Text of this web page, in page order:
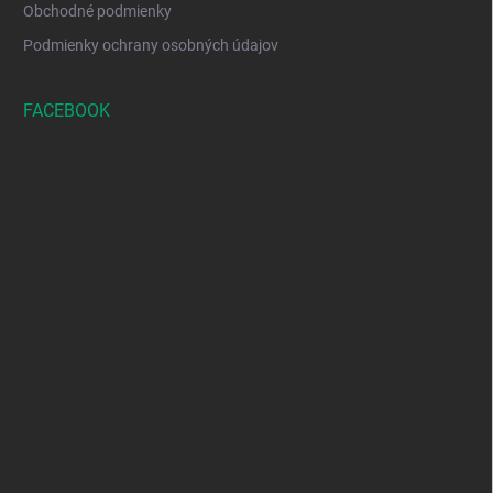
Obchodné podmienky
Podmienky ochrany osobných údajov
FACEBOOK